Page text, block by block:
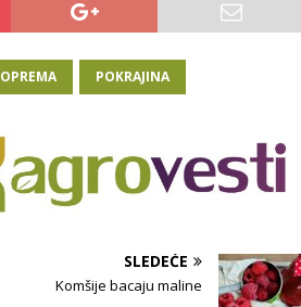
OPREMA POKRAJINA
SLEDEĆE
Komšije bacaju maline